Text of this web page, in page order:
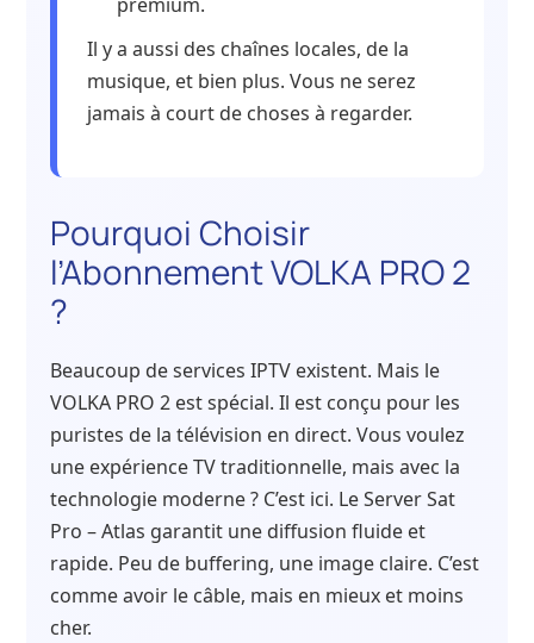
Il y a aussi des chaînes locales, de la
musique, et bien plus. Vous ne serez
jamais à court de choses à regarder.
Pourquoi Choisir
l’Abonnement VOLKA PRO 2
?
Beaucoup de services IPTV existent. Mais le
VOLKA PRO 2 est spécial. Il est conçu pour les
puristes de la télévision en direct. Vous voulez
une expérience TV traditionnelle, mais avec la
technologie moderne ? C’est ici. Le Server Sat
Pro – Atlas garantit une diffusion fluide et
rapide. Peu de buffering, une image claire. C’est
comme avoir le câble, mais en mieux et moins
cher.